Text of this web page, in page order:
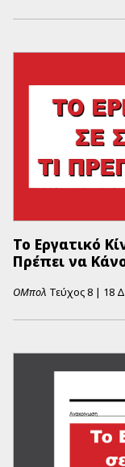
Το Εργατικό
Πρέπει να
ΟΜπολ Τεύχος8 | 18